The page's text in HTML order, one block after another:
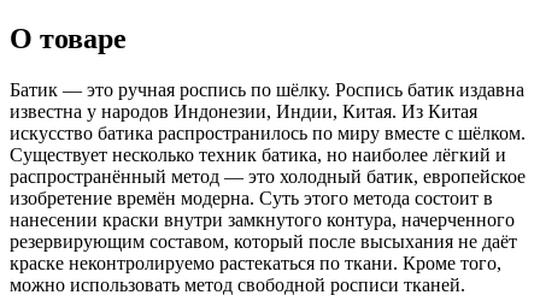
О товаре
Батик — это ручная роспись по шёлку. Роспись батик издавна
известна у народов Индонезии, Индии, Китая. Из Китая
искусство батика распространилось по миру вместе с шёлком.
Существует несколько техник батика, но наиболее лёгкий и
распространённый метод — это холодный батик, европейское
изобретение времён модерна. Суть этого метода состоит в
нанесении краски внутри замкнутого контура, начерченного
резервирующим составом, который после высыхания не даёт
краске неконтролируемо растекаться по ткани. Кроме того,
можно использовать метод свободной росписи тканей.